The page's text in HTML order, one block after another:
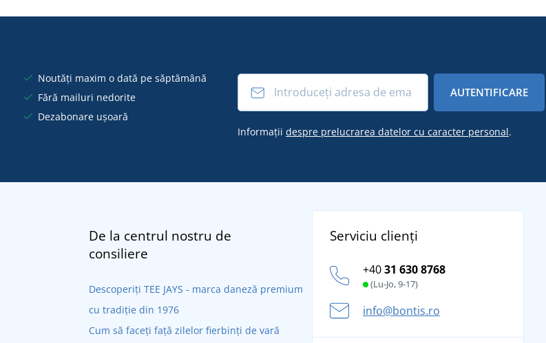
Noutăți maxim o dată pe săptămână
Fără mailuri nedorite
Dezabonare ușoară
AUTENTIFICARE
Informații despre prelucrarea datelor cu caracter personal.
De la centrul nostru de
consiliere
Descoperiți TEE JAYS - marca daneză premium
cu tradiție din 1976
Cum să faceți față zilelor fierbinți de vară
Serviciu clienți
+4031 630 8768
(Lu-Jo, 9-17)
info@bontis.ro